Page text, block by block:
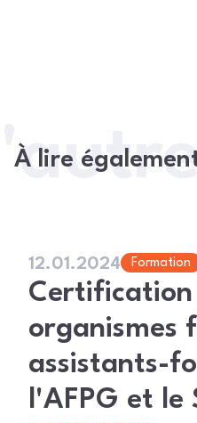
À lire
12.01.2024 Formation
Certification
organismes
assistants-
l'AFPG et le